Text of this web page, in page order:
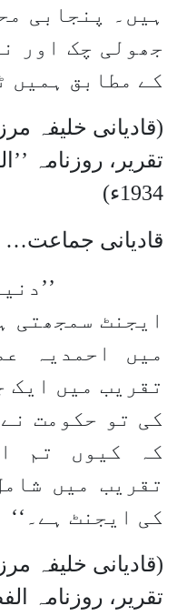
ہیں۔ پنجابی
جھولی چک اور
کے مطابق ہمیں
(قادیانی خلیفہ
1934ء)
قادیانی جماعت…
’’دنیا
ایجنٹ سمجھتی
میں احمدیہ
تقریب میں ایک
کی تو حکومت
کہ کیوں تم
تقریب میں
کی ایجنٹ ہے۔‘‘
(قادیانی خلیفہ